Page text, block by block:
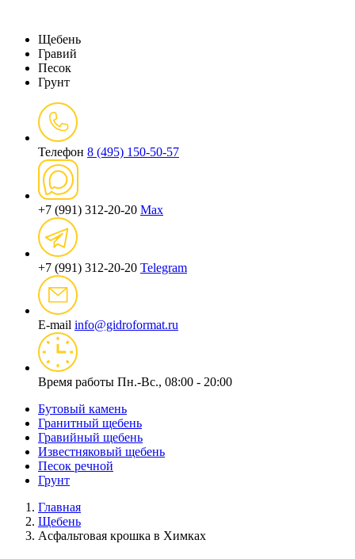
Щебень
Гравий
Песок
Грунт
Телефон 8 (495) 150-50-57
+7 (991) 312-20-20 Max
+7 (991) 312-20-20 Telegram
E-mail info@gidroformat.ru
Время работы Пн.-Вс., 08:00 - 20:00
Бутовый камень
Гранитный щебень
Гравийный щебень
Известняковый щебень
Песок речной
Грунт
Главная
Щебень
Асфальтовая крошка в Химках